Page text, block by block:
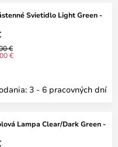
Svietidlo Light Green -
€
€
3 - 6 pracovných dní
Lampa Clear/Dark Green -